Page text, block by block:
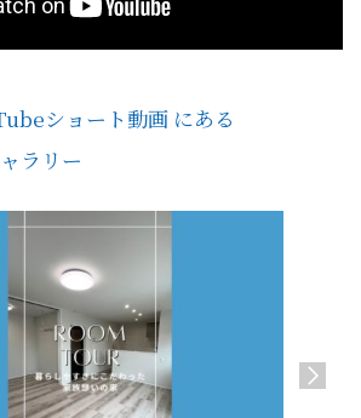
ショート動画 にある
ラリー